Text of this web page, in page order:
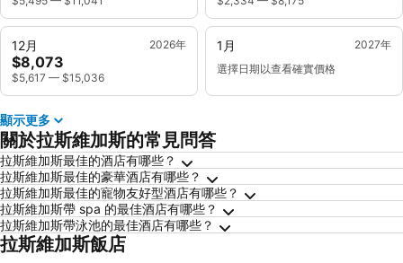
12月 2026年
$8,073
$5,617 — $15,036
1月
2027年
選擇日期以查看確實價格
顯示更多
關於拉斯維加斯的常見問答
拉斯維加斯最佳的酒店有哪些？
拉斯維加斯最佳的豪華酒店有哪些？
拉斯維加斯最佳的寵物友好型酒店有哪些？
拉斯維加斯帶 spa 的最佳酒店有哪些？
拉斯維加斯帶泳池的最佳酒店有哪些？
拉斯維加斯飯店